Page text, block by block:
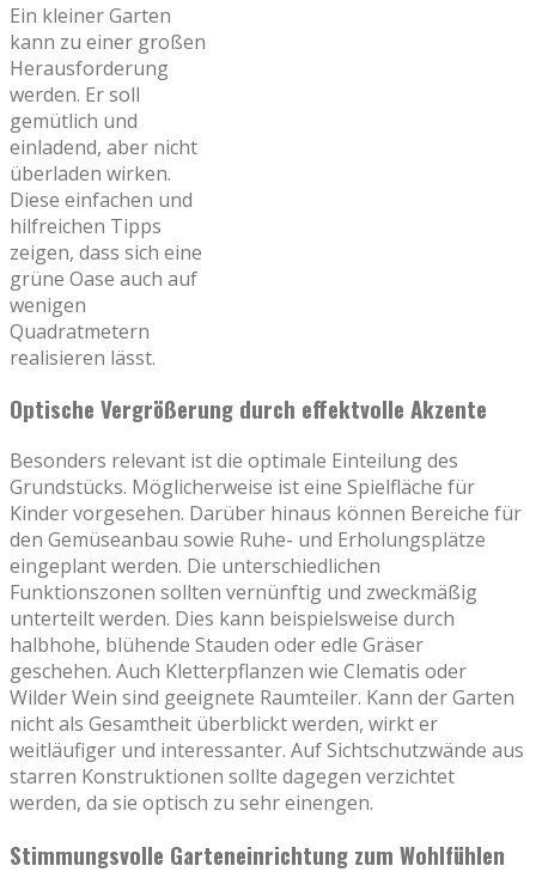
Ein kleiner Garten
kann zu einer großen
Herausforderung
werden. Er soll
gemütlich und
einladend, aber nicht
überladen wirken.
Diese einfachen und
hilfreichen Tipps
zeigen, dass sich eine
grüne Oase auch auf
wenigen
Quadratmetern
realisieren lässt.
Optische Vergrößerung durch effektvolle Akzente
Besonders relevant ist die optimale Einteilung des
Grundstücks. Möglicherweise ist eine Spielfläche für
Kinder vorgesehen. Darüber hinaus können Bereiche für
den Gemüseanbau sowie Ruhe- und Erholungsplätze
eingeplant werden. Die unterschiedlichen
Funktionszonen sollten vernünftig und zweckmäßig
unterteilt werden. Dies kann beispielsweise durch
halbhohe, blühende Stauden oder edle Gräser
geschehen. Auch Kletterpflanzen wie Clematis oder
Wilder Wein sind geeignete Raumteiler. Kann der Garten
nicht als Gesamtheit überblickt werden, wirkt er
weitläufiger und interessanter. Auf Sichtschutzwände aus
starren Konstruktionen sollte dagegen verzichtet
werden, da sie optisch zu sehr einengen.
Stimmungsvolle Garteneinrichtung zum Wohlfühlen